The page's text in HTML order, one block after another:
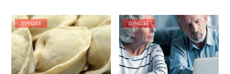
ЛУЧШЕЕ ЛУЧШЕЕ